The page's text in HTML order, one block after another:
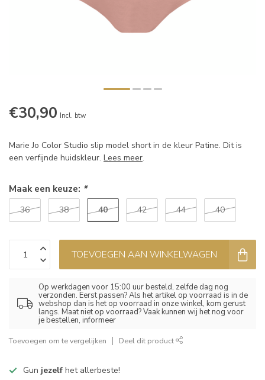
€30,90 Incl. btw
Marie Jo Color Studio slip model short in de kleur Patine. Dit is
een verfijnde huidskleur. Lees meer.
Maak een keuze: *
36 38 40 42 44 40
TOEVOEGEN AAN WINKELWAGEN
Op werkdagen voor 15:00 uur besteld, zelfde dag nog
verzonden. Eerst passen? Als het artikel op voorraad is in de
webshop dan is het op voorraad in onze winkel, kom gerust
langs. Maat niet op voorraad? Vaak kunnen wij het nog voor
je bestellen, informeer
Toevoegen om te vergelijken Deel dit product
Gun jezelf het allerbeste!